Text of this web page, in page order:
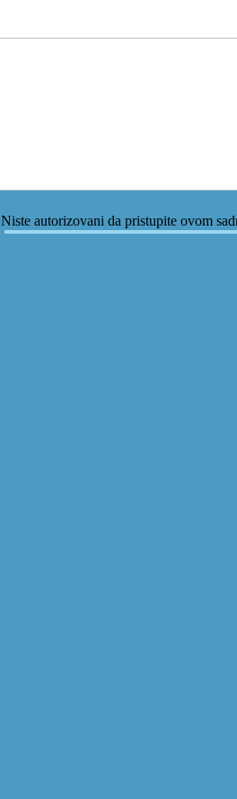
Niste autorizovani da pristupite ovom